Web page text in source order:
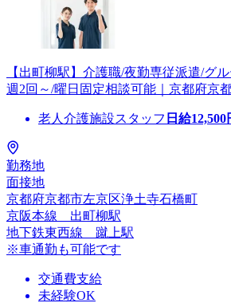
【出町柳駅】介護職/夜勤専従派遣/グ
週2回～/曜日固定相談可能｜京都府京
老人介護施設スタッフ 日給12,500
勤務地
面接地
京都府京都市左京区浄土寺石橋町
京阪本線 出町柳駅
地下鉄東西線 蹴上駅
※車通勤も可能です
交通費支給
未経験OK